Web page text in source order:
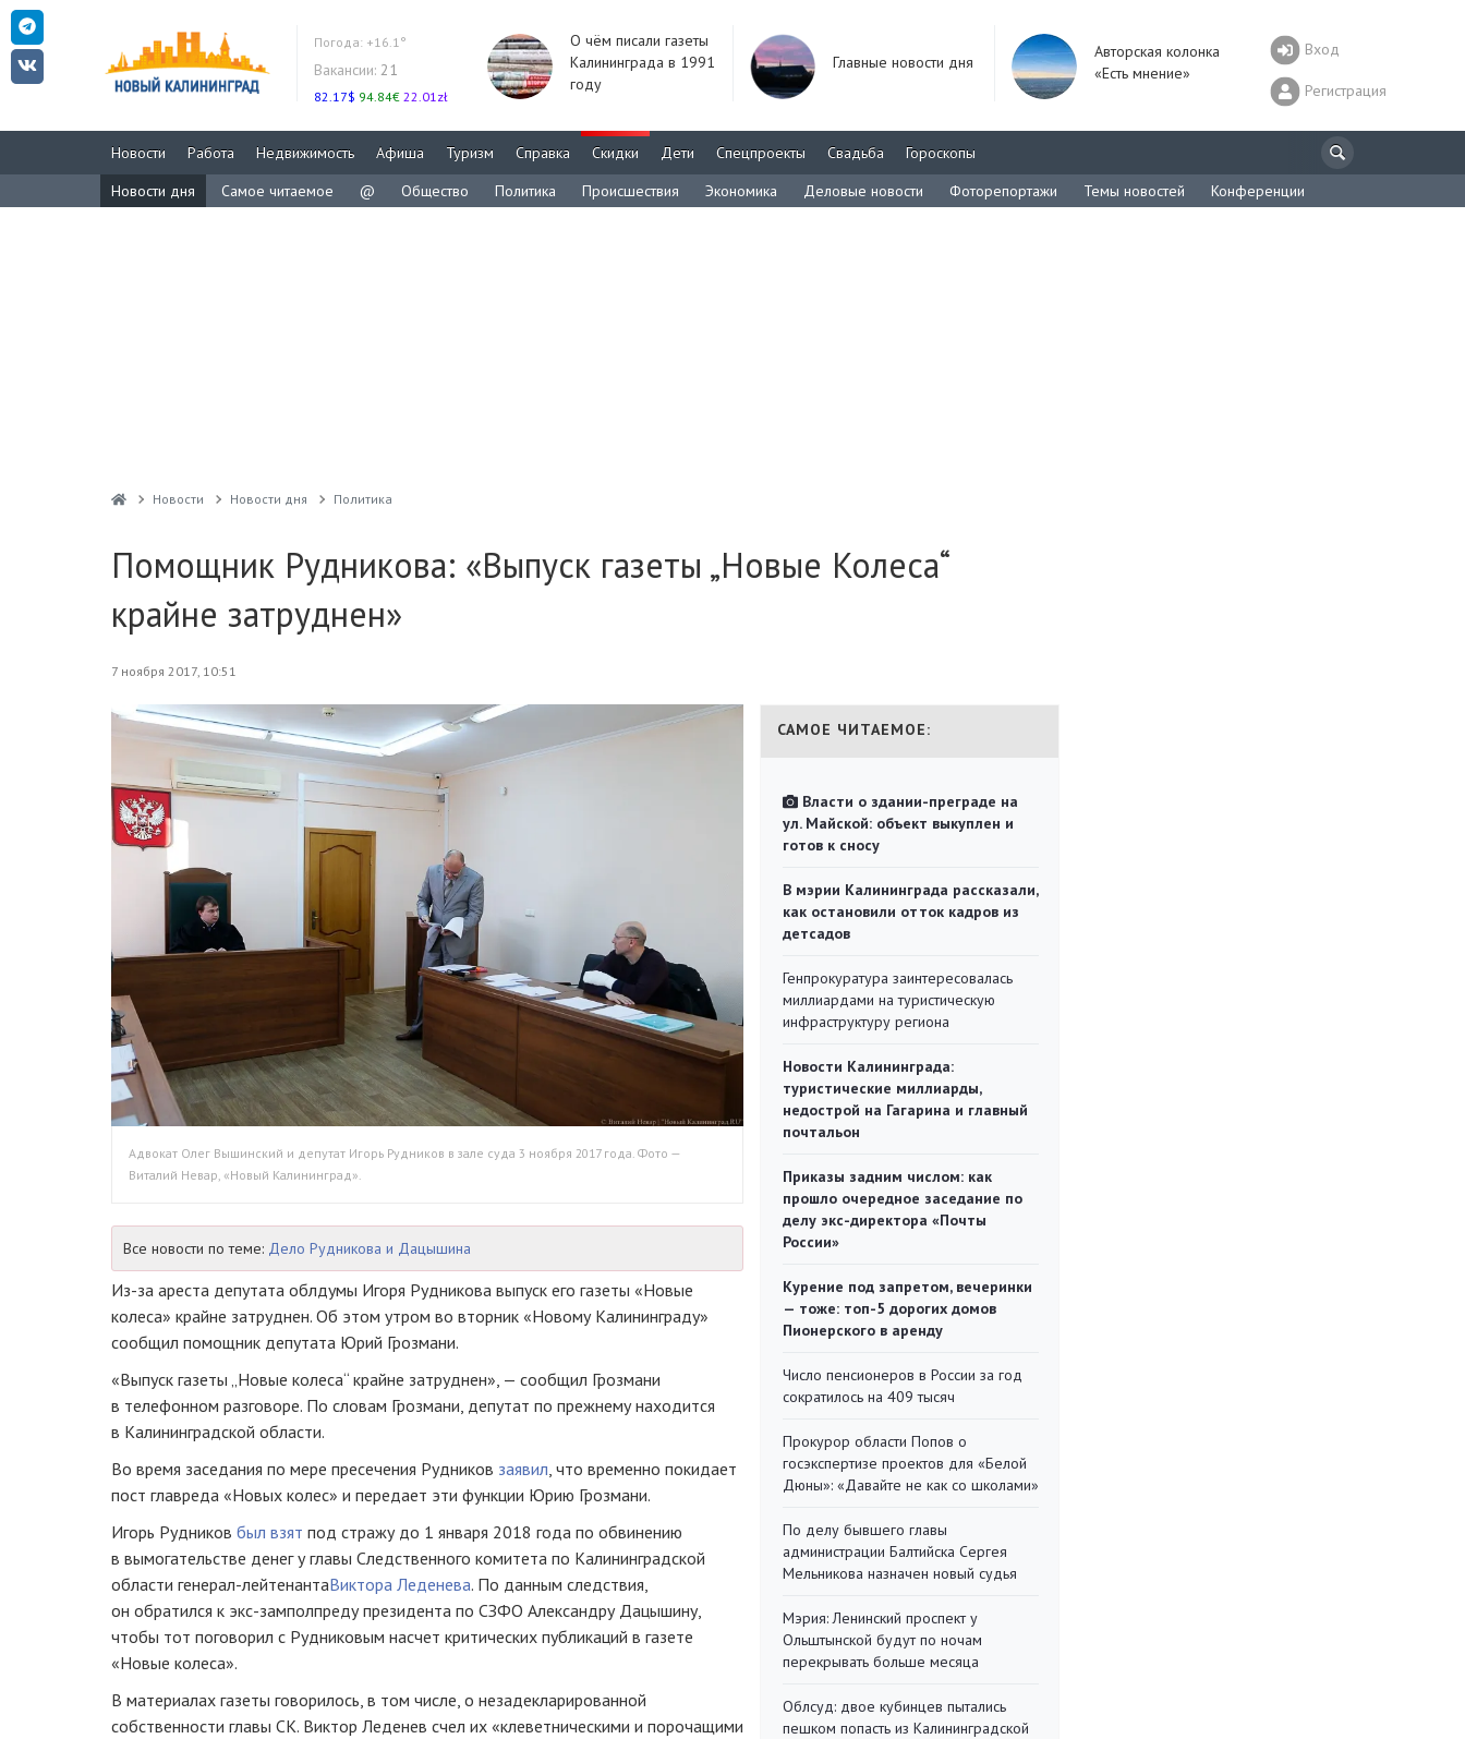
Погода: +16.1°
Вакансии: 21
82.17$ 94.84€ 22.01zł
О чём писали газеты
Калининграда в 1991
году
Главные новости дня
Авторская колонка
«Есть мнение»
Вход
Регистрация
Новости Работа Недвижимость Афиша Туризм Справка Скидки Дети Спецпроекты Свадьба
Гороскопы
Новости дня
Самое читаемое @ Общество Политика Происшествия Экономика Деловые новости Фоторепортажи Темы новостей Конференции
Новости Новости дня Политика
Помощник Рудникова: «Выпуск газеты „Новые Колеса“
крайне затруднен»
7 ноября 2017, 10:51
Адвокат Олег Вышинский и депутат Игорь Рудников в зале суда 3 ноября 2017 года. Фото —
Виталий Невар, «Новый Калининград».
Все новости по теме: Дело Рудникова и Дацышина
Из-за ареста депутата облдумы Игоря Рудникова выпуск его газеты «Новые
колеса» крайне затруднен. Об этом утром во вторник «Новому Калининграду»
сообщил помощник депутата Юрий Грозмани.
«Выпуск газеты „Новые колеса“ крайне затруднен», — сообщил Грозмани
в телефонном разговоре. По словам Грозмани, депутат по прежнему находится
в Калининградской области.
Во время заседания по мере пресечения Рудников заявил , что временно покидает
пост главреда «Новых колес» и передает эти функции Юрию Грозмани.
Игорь Рудников был взят под стражу до 1 января 2018 года по обвинению
в вымогательстве денег у главы Следственного комитета по Калининградской
области генерал-лейтенантаВиктора Леденева. По данным следствия,
он обратился к экс-замполпредупрезидента по СЗФО Александру Дацышину,
чтобы тот поговорил с Рудниковым насчет критических публикаций в газете
«Новые колеса».
В материалах газеты говорилось, в том числе, о незадекларированной
собственности главы СК. Виктор Леденев счел их «клеветническими и порочащими
САМОЕ ЧИТАЕМОЕ:
Власти о здании-преграде на
ул. Майской: объект выкуплен и
готов к сносу
В мэрии Калининграда рассказали,
как остановили отток кадров из
детсадов
Генпрокуратура заинтересовалась
миллиардами на туристическую
инфраструктуру региона
Новости Калининграда:
туристические миллиарды,
недострой на Гагарина и главный
почтальон
Приказы задним числом: как
прошло очередное заседание по
делу экс-директора «Почты
России»
Курение под запретом, вечеринки
— тоже: топ-5 дорогих домов
Пионерского в аренду
Число пенсионеров в России за год
сократилось на 409 тысяч
Прокурор области Попов о
госэкспертизе проектов для «Белой
Дюны»: «Давайте не как со школами»
По делу бывшего главы
администрации Балтийска Сергея
Мельникова назначен новый судья
Мэрия: Ленинский проспект у
Ольштынской будут по ночам
перекрывать больше месяца
Облсуд: двое кубинцев пытались
пешком попасть из Калининградской